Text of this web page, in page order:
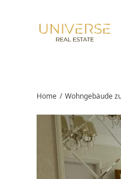
Home / Wohngebäude